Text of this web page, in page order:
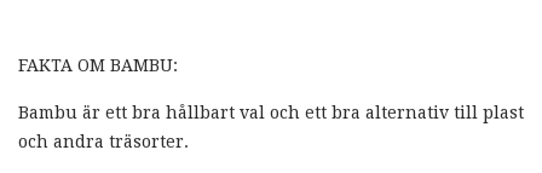
FAKTA OM BAMBU:
Bambu är ett bra hållbart val och ett bra alternativ till plast
och andra träsorter.